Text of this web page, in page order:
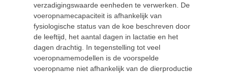
verzadigingswaarde eenheden te verwerken. De
voeropnamecapaciteit is afhankelijk van
fysiologische status van de koe beschreven door
de leeftijd, het aantal dagen in lactatie en het
dagen drachtig. In tegenstelling tot veel
voeropnamemodellen is de voorspelde
voeropname niet afhankelijk van de dierproductie